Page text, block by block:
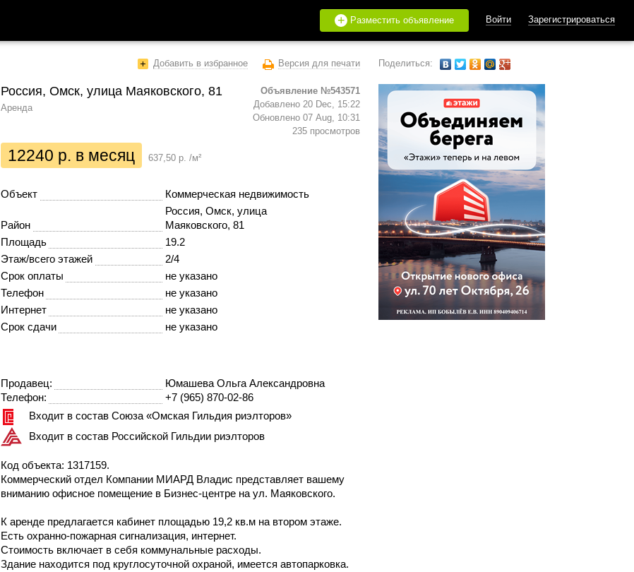
+ Разместить объявление Войти Зарегистрироваться
Добавить в избранное Версия для печати Поделиться:
Объявление №543571
Добавлено 20 Dec, 15:22
Обновлено 07 Aug, 10:31
235 просмотров
Аренда
Россия, Омск, улица Маяковского, 81
12240 р. в месяц 637,50 р. /м²
Объект Коммерческая недвижимость
Район
Россия, Омск, улица
Маяковского, 81
Площадь
19.2
Этаж/всего этажей
2/4
Срок оплаты
не указано
Телефон
не указано
Интернет
не указано
Срок сдачи
не указано
Продавец:
Юмашева Ольга Александровна
Телефон:
+7 (965) 870-02-86
Входит в состав Союза «Омская Гильдия риэлторов»
Входит в состав Российской Гильдии риэлторов
Код объекта: 1317159.
Коммерческий отдел Компании МИАРД Владис представляет вашему
вниманию офисное помещение в Бизнес-центре на ул. Маяковского.
К аренде предлагается кабинет площадью 19,2 кв.м на втором этаже.
Есть охранно-пожарная сигнализация, интернет.
Стоимость включает в себя коммунальные расходы.
Здание находится под круглосуточной охраной, имеется автопарковка.